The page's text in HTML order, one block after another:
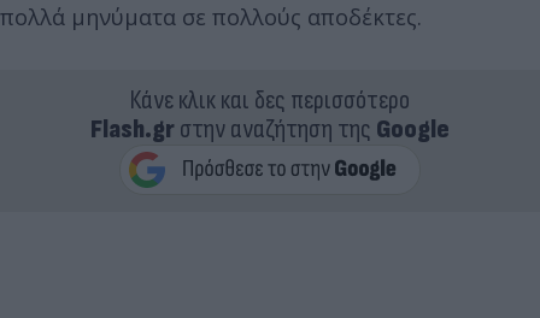
πολλά μηνύματα σε πολλούς αποδέκτες.
Κάνε κλικ και δες περισσότερο
Flash.grστην αναζήτηση της Google